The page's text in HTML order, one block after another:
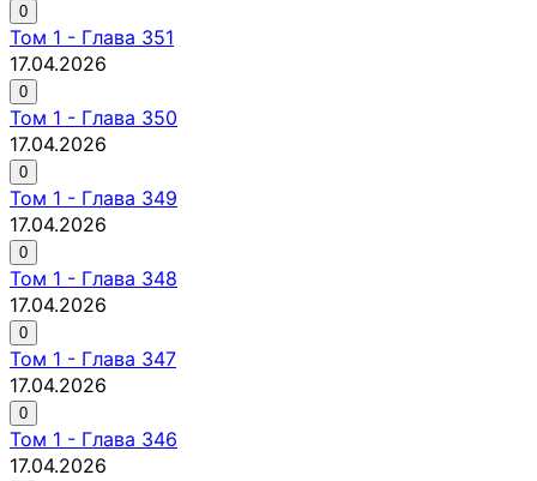
0
Том 1 - Глава 351
17.04.2026
0
Том 1 - Глава 350
17.04.2026
0
Том 1 - Глава 349
17.04.2026
0
Том 1 - Глава 348
17.04.2026
0
Том 1 - Глава 347
17.04.2026
0
Том 1 - Глава 346
17.04.2026